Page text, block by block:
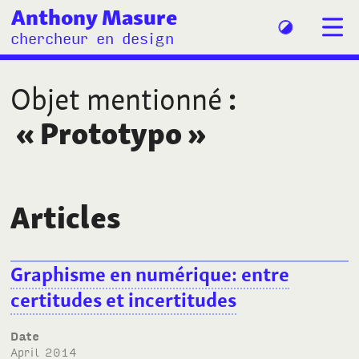
Anthony Masure
chercheur en design
Objet mentionné :
« Prototypo»
Articles
Graphisme en numérique: entre
certitudes et incertitudes
Date
April 2014